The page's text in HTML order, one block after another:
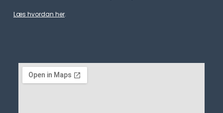
Læs hvordan her.